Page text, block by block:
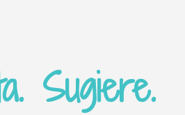
Sugiere.